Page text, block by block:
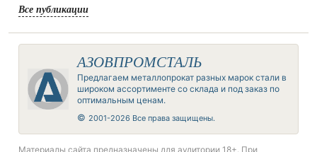
Все публикации
АЗОВПРОМСТАЛЬ
Предлагаем металлопрокат разных марок стали в
широком ассортименте со склада и под заказ по
оптимальным ценам.
© 2001-2026 Все права защищены.
Материалы сайта предназначены для аудитории 18+. При